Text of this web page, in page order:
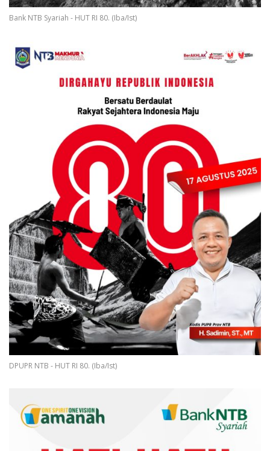
Bank NTB Syariah - HUT RI 80. (Iba/Ist)
DPUPR NTB - HUT RI 80. (Iba/Ist)